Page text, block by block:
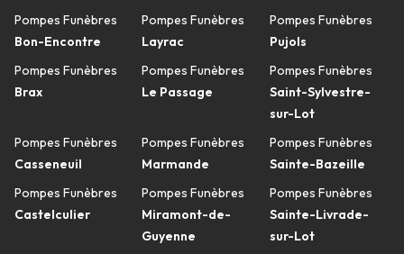
Pompes Funèbres
Bon-Encontre
Pompes Funèbres
Brax
Pompes Funèbres
Casseneuil
Pompes Funèbres
Castelculier
Pompes Funèbres
Layrac
Pompes Funèbres
Le Passage
Pompes Funèbres
Marmande
Pompes Funèbres
Miramont-de-
Guyenne
Pompes Funèbres
Pujols
Pompes Funèbres
Saint-Sylvestre-
sur-Lot
Pompes Funèbres
Sainte-Bazeille
Pompes Funèbres
Sainte-Livrade-
sur-Lot